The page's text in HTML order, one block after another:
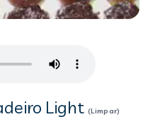
Light (Limpar)